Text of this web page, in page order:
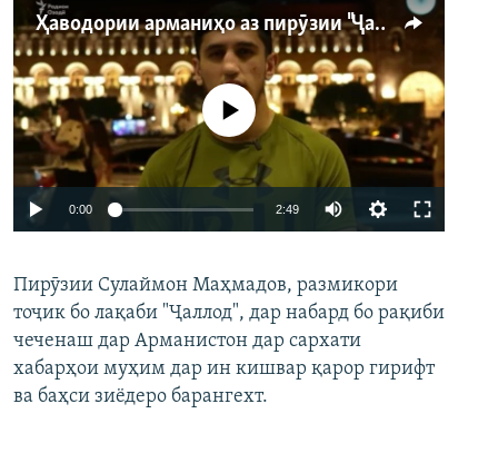
Ҳаводории арманиҳо аз пирӯзии "Ҷаллод"-и тоҷик
Auto 240p 360p 480p
720p 1080p
Феълан кор намекунад
0:00 2:49
360p
480p
Пирӯзии Сулаймон Маҳмадов, размикори
тоҷик бо лақаби "Ҷаллод", дар набард бо рақиби
чеченаш дар Арманистон дар сархати
хабарҳои муҳим дар ин кишвар қарор гирифт
ва баҳси зиёдеро барангехт.